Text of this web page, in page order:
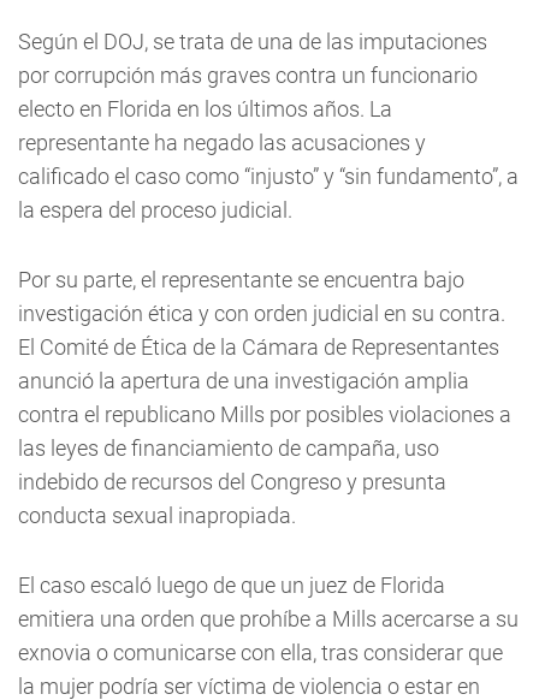
Según el DOJ, se trata de una de las imputaciones
por corrupción más graves contra un funcionario
electo en Florida en los últimos años. La
representante ha negado las acusaciones y
calificado el caso como “injusto” y “sin fundamento”, a
la espera del proceso judicial.
Por su parte, el representante se encuentra bajo
investigación ética y con orden judicial en su contra.
El Comité de Ética de la Cámara de Representantes
anunció la apertura de una investigación amplia
contra el republicano Mills por posibles violaciones a
las leyes de financiamiento de campaña, uso
indebido de recursos del Congreso y presunta
conducta sexual inapropiada.
El caso escaló luego de que un juez de Florida
emitiera una orden que prohíbe a Mills acercarse a su
exnovia o comunicarse con ella, tras considerar que
la mujer podría ser víctima de violencia o estar en